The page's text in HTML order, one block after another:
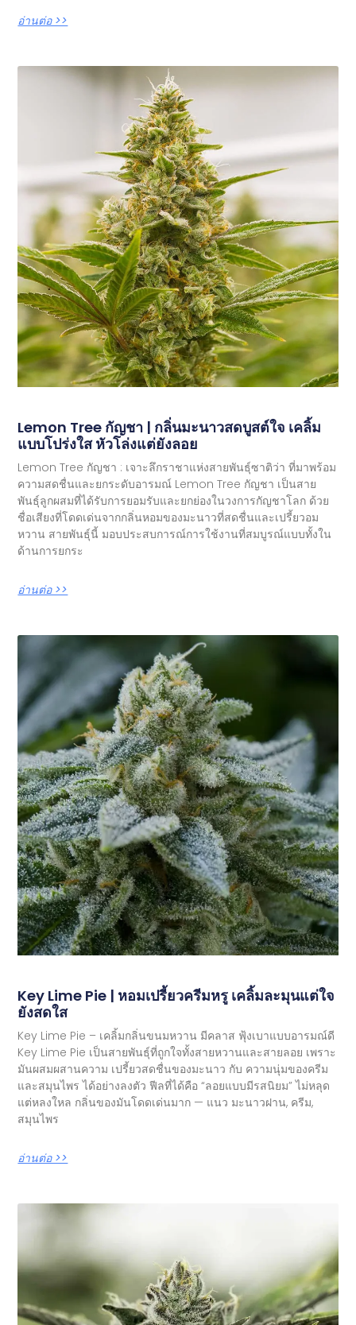
อ่านต่อ >>
Lemon Tree กัญชา | กลิ่นมะนาวสดบูสต์ใจ เคลิ้ม
แบบโปร่งใส หัวโล่งแต่ยังลอย
Lemon Tree กัญชา : เจาะลึกราชาแห่งสายพันธุ์ซาติว่า ที่มาพร้อม
ความสดชื่นและยกระดับอารมณ์ Lemon Tree กัญชา เป็นสาย
พันธุ์ลูกผสมที่ได้รับการยอมรับและยกย่องในวงการกัญชาโลก ด้วย
ชื่อเสียงที่โดดเด่นจากกลิ่นหอมของมะนาวที่สดชื่นและเปรี้ยวอม
หวาน สายพันธุ์นี้ มอบประสบการณ์การใช้งานที่สมบูรณ์แบบทั้งใน
ด้านการยกระ
อ่านต่อ >>
Key Lime Pie | หอมเปรี้ยวครีมหรู เคลิ้มละมุนแต่ใจ
ยังสดใส
Key Lime Pie – เคลิ้มกลิ่นขนมหวาน มีคลาส ฟุ้งเบาแบบอารมณ์ดี
Key Lime Pie เป็นสายพันธุ์ที่ถูกใจทั้งสายหวานและสายลอย เพราะ
มันผสมผสานความ เปรี้ยวสดชื่นของมะนาว กับ ความนุ่มของครีม
และสมุนไพร ได้อย่างลงตัว ฟีลที่ได้คือ “ลอยแบบมีรสนิยม” ไม่หลุด
แต่หลงใหล กลิ่นของมันโดดเด่นมาก — แนว มะนาวฝาน, ครีม,
สมุนไพร
อ่านต่อ >>